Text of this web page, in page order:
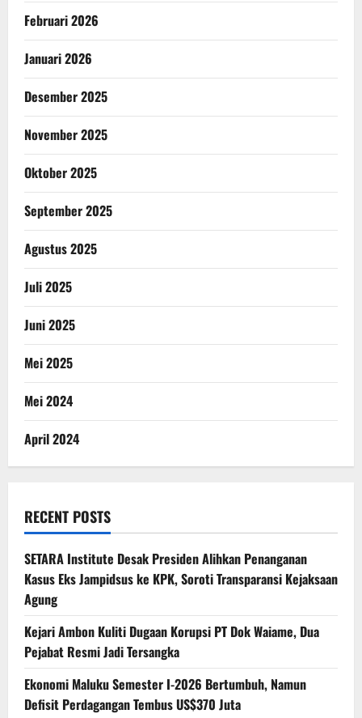
Februari 2026
Januari 2026
Desember 2025
November 2025
Oktober 2025
September 2025
Agustus 2025
Juli 2025
Juni 2025
Mei 2025
Mei 2024
April 2024
RECENT POSTS
SETARA Institute Desak Presiden Alihkan Penanganan
Kasus Eks Jampidsus ke KPK, Soroti Transparansi Kejaksaan
Agung
Kejari Ambon Kuliti Dugaan Korupsi PT Dok Waiame, Dua
Pejabat Resmi Jadi Tersangka
Ekonomi Maluku Semester I-2026 Bertumbuh, Namun
Defisit Perdagangan Tembus US$370 Juta